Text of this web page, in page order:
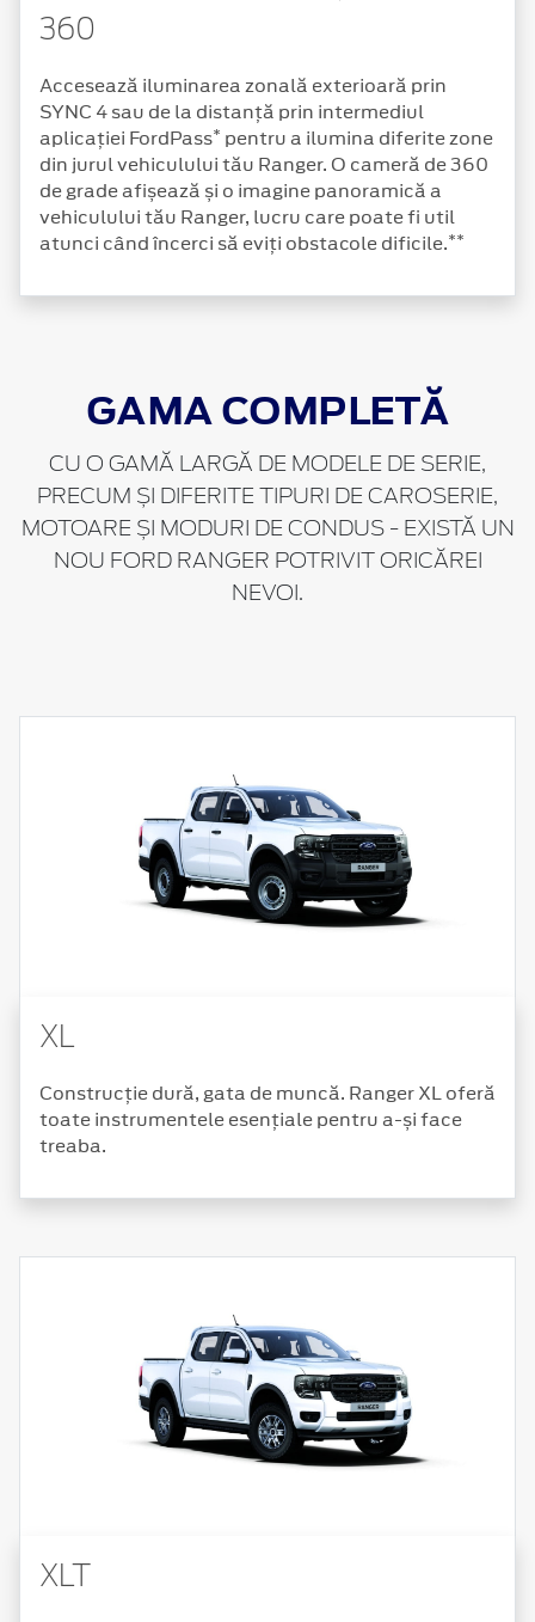
360
Accesează iluminarea zonală exterioară prin
SYNC 4 sau de la distanță prin intermediul
aplicației FordPass* pentru a ilumina diferite zone
din jurul vehiculului tău Ranger. O cameră de 360
de grade afișează și o imagine panoramică a
vehiculului tău Ranger, lucru care poate fi util
atunci când încerci să eviți obstacole dificile.**
GAMA COMPLETĂ
CU O GAMĂ LARGĂ DE MODELE DE SERIE,
PRECUM ȘI DIFERITE TIPURI DE CAROSERIE,
MOTOARE ȘI MODURI DE CONDUS - EXISTĂ UN
NOU FORD RANGER POTRIVIT ORICĂREI
NEVOI.
XL
Construcție dură, gata de muncă. Ranger XL oferă
toate instrumentele esențiale pentru a-și face
treaba.
XLT